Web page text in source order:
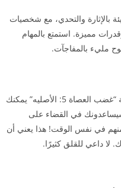
بالإثارة والتحدي، مع شخصيات
مميزة. استمتع بالمهام
مليء بالمفاجآت.
إنقاذ العالم ليس مسؤوليتك فقط. في لعبة “غضب العصاة 5: الأصليه” يمكنك
ما يصل إلى 6 حلفاء سيساعدونك في القضاء على
في نفس الوقت! هذا يعني أن
داعي للقلق كثيرًا.